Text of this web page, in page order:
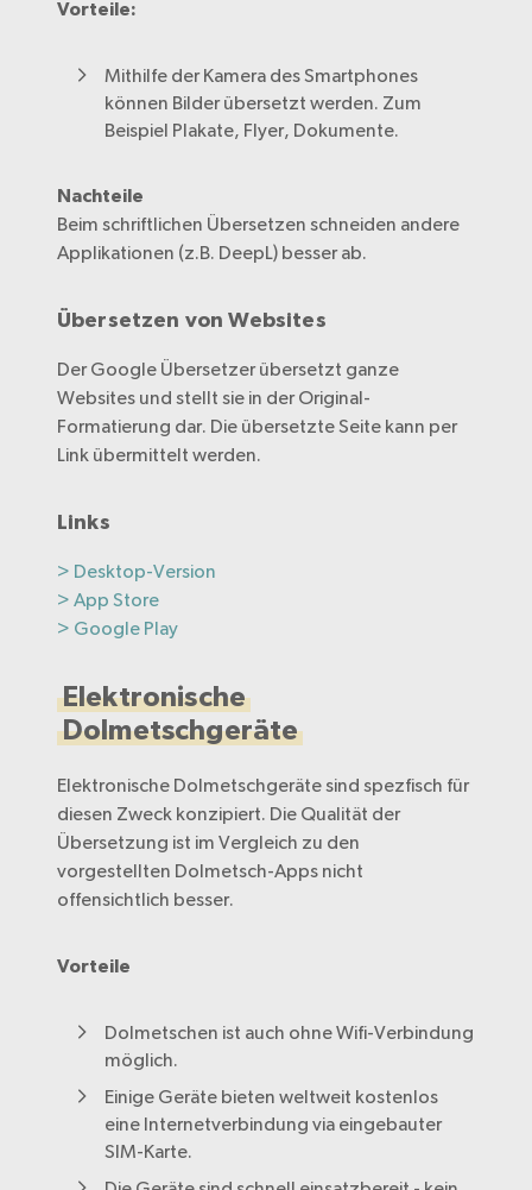
Akzeptieren
Vorteile:
Mithilfe der Kamera des Smartphones
können Bilder übersetzt werden. Zum
Beispiel Plakate, Flyer, Dokumente.
Nachteile
Beim schriftlichen Übersetzen schneiden andere
Applikationen (z.B. DeepL) besser ab.
Übersetzen von Websites
Der Google Übersetzer übersetzt ganze
Websites und stellt sie in der Original-
Formatierung dar. Die übersetzte Seite kann per
Link übermittelt werden.
Links
> Desktop-Version
> App Store
> Google Play
Elektronische
Dolmetschgeräte
Elektronische Dolmetschgeräte sind spezfisch für
diesen Zweck konzipiert. Die Qualität der
Übersetzung ist im Vergleich zu den
vorgestellten Dolmetsch-Apps nicht
offensichtlich besser.
Vorteile
Dolmetschen ist auch ohne Wifi-Verbindung
möglich.
Einige Geräte bieten weltweit kostenlos
eine Internetverbindung via eingebauter
SIM-Karte.